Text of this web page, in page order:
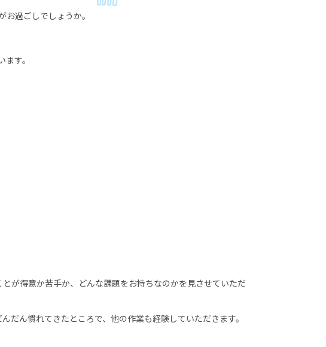
過ごしでしょうか。
す。
が得意か苦手か、どんな課題をお持ちなのかを見させていただ
ん慣れてきたところで、他の作業も経験していただきます。